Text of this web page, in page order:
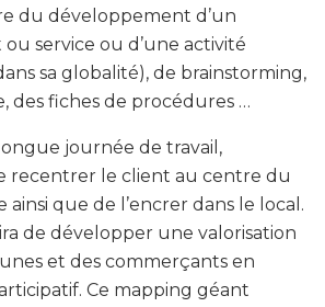
du développement d’un
service ou d’une activité
sa globalité), de brainstorming,
des fiches de procédures …
journée de travail,
recentrer le client au centre du
ainsi que de l’encrer dans le local.
de développer une valorisation
et des commerçants en
Ce mapping géant